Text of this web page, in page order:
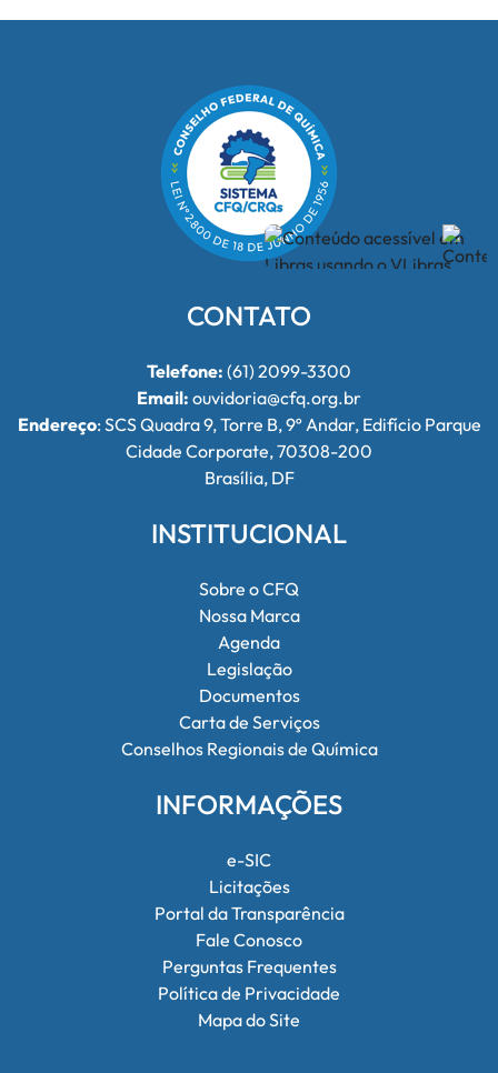
CONTATO
Telefone: (61) 2099-3300
Email: ouvidoria@cfq.org.br
Endereço: SCS Quadra 9, Torre B, 9º Andar, Edifício Parque
Cidade Corporate, 70308-200
Brasília, DF
INSTITUCIONAL
Sobre o CFQ
Nossa Marca
Agenda
Legislação
Documentos
Carta de Serviços
Conselhos Regionais de Química
INFORMAÇÕES
e-SIC
Licitações
Portal da Transparência
Fale Conosco
Perguntas Frequentes
Política de Privacidade
Mapa do Site